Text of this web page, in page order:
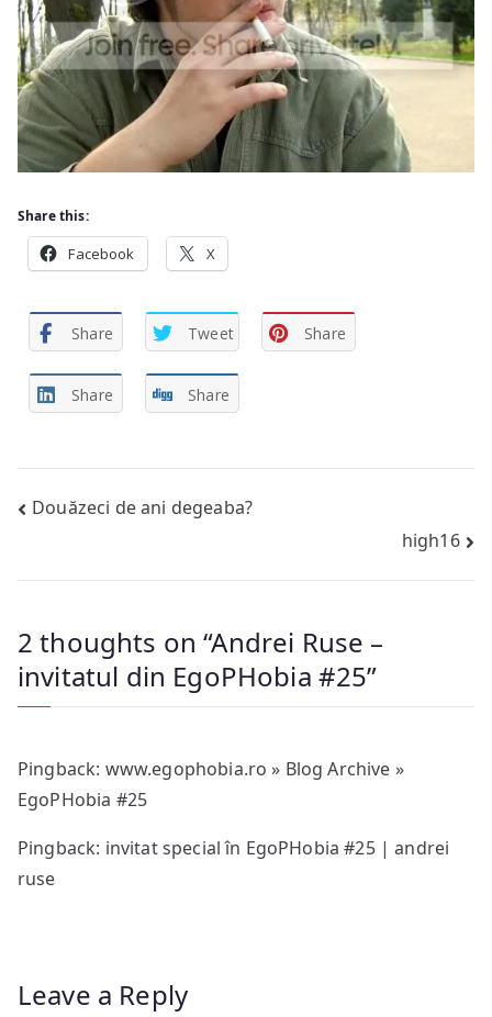
Share this:
Facebook X
Share Tweet Share
Share Share
Post
Douăzeci de ani degeaba?
high16
2 thoughts on “Andrei Ruse –
invitatul din EgoPHobia #25”
Pingback: www.egophobia.ro » Blog Archive »
EgoPHobia #25
Pingback: invitat special în EgoPHobia #25 | andrei
ruse
Leave a Reply